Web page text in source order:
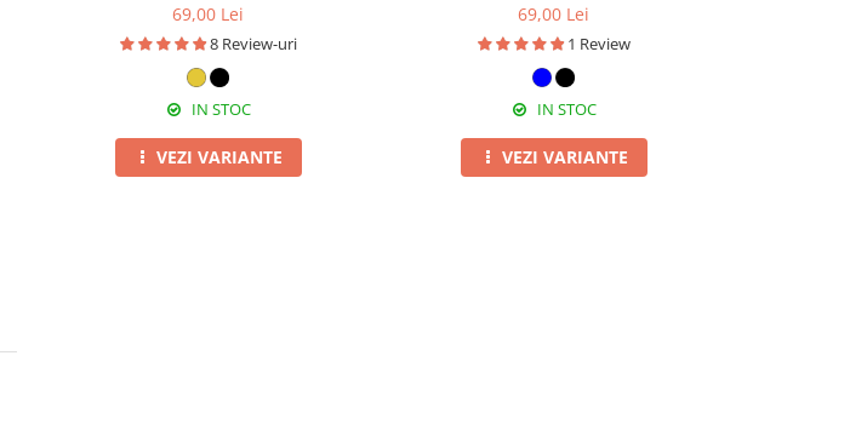
69,00 Lei
8 Review-uri
IN STOC
VEZI VARIANTE
69,00 Lei
1 Review
IN STOC
VEZI VARIANTE